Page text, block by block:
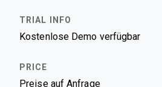
Kostenlose Demo verfügbar
Preise auf Anfrage